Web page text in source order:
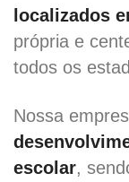
localizados
própria e
todos os
Nossa
escolar,